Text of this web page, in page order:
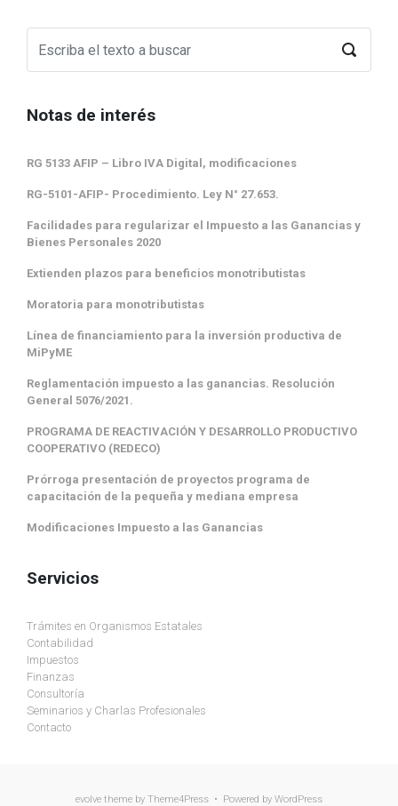
Notas de interés
RG 5133 AFIP – Libro IVA Digital, modificaciones
RG-5101-AFIP- Procedimiento. Ley N° 27.653.
Facilidades para regularizar el Impuesto a las Ganancias y
Bienes Personales 2020
Extienden plazos para beneficios monotributistas
Moratoria para monotributistas
Línea de financiamiento para la inversión productiva de
MiPyME
Reglamentación impuesto a las ganancias. Resolución
General 5076/2021.
PROGRAMA DE REACTIVACIÓN Y DESARROLLO PRODUCTIVO
COOPERATIVO (REDECO)
Prórroga presentación de proyectos programa de
capacitación de la pequeña y mediana empresa
Modificaciones Impuesto a las Ganancias
Servicios
Trámites en Organismos Estatales
Contabilidad
Impuestos
Finanzas
Consultoría
Seminarios y Charlas Profesionales
Contacto
evolve theme by Theme4Press • Powered by WordPress